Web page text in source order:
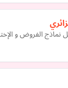
الفروض و